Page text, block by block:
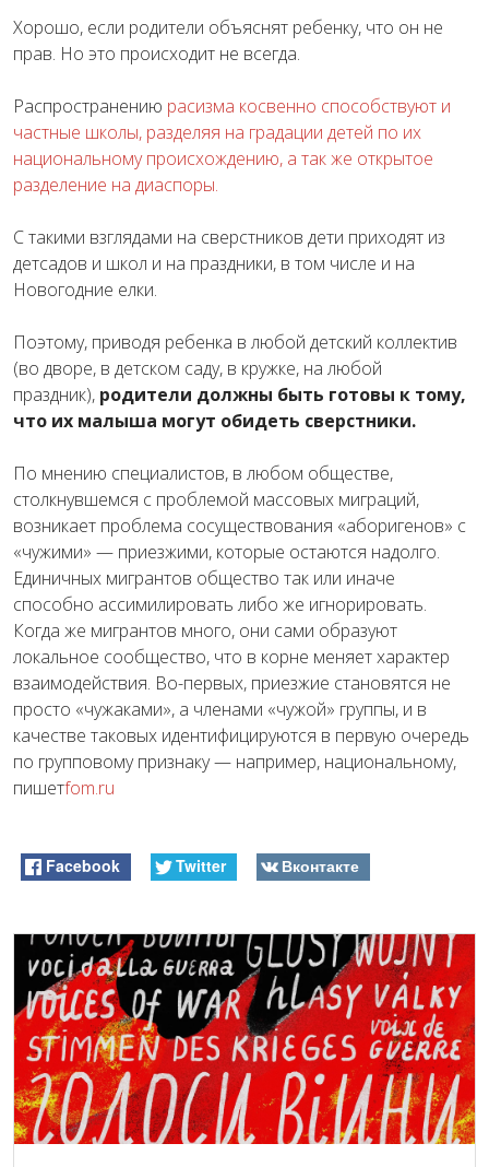
Хорошо, если родители объяснят ребенку, что он не
прав. Но это происходит не всегда.
Распространению расизма косвенно способствуют и
частные школы, разделяя на градации детей по их
национальному происхождению, а так же открытое
разделение на диаспоры.
С такими взглядами на сверстников дети приходят из
детсадов и школ и на праздники, в том числе и на
Новогодние елки.
Поэтому, приводя ребенка в любой детский коллектив
(во дворе, в детском саду, в кружке, на любой
праздник), родители должны быть готовы к тому,
что их малыша могут обидеть сверстники.
По мнению специалистов, в любом обществе,
столкнувшемся с проблемой массовых миграций,
возникает проблема сосуществования «аборигенов» с
«чужими» — приезжими, которые остаются надолго.
Единичных мигрантов общество так или иначе
способно ассимилировать либо же игнорировать.
Когда же мигрантов много, они сами образуют
локальное сообщество, что в корне меняет характер
взаимодействия. Во-первых, приезжие становятся не
просто «чужаками», а членами «чужой» группы, и в
качестве таковых идентифицируются в первую очередь
по групповому признаку — например, национальному,
пишетfom.ru
Facebook Twitter Вконтакте